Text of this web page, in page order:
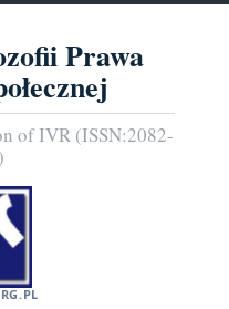
Prawa
of IVR (ISSN:2082-